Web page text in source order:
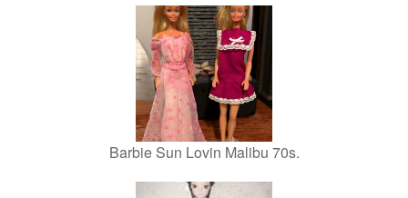
Barbie Sun Lovin Malibu 70s.